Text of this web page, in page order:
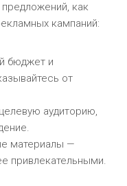
как
кампаний:
бюджет и
от
аудиторию,
материалы —
привлекательными.